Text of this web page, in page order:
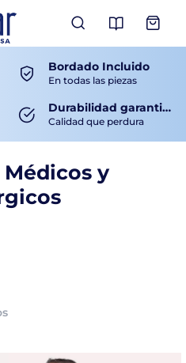
Ver
Bordado Incluido
En todas las piezas
Durabilidad garantizada
Calidad que perdura
y